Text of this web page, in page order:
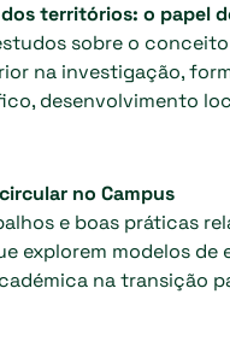
territórios: o papel
sobre o
na investigação,
desenvolvimento
no Campus
e boas práticas
explorem modelos
na transição